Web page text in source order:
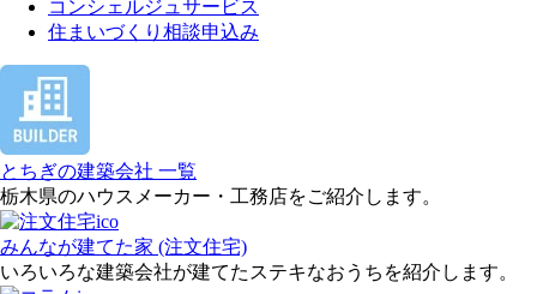
コンシェルジュサービス
住まいづくり相談申込み
とちぎの建築会社 一覧
栃木県のハウスメーカー・工務店をご紹介します。
みんなが建てた家 (注文住宅)
いろいろな建築会社が建てたステキなおうちを紹介します。